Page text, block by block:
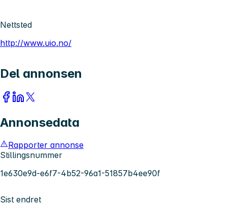
Nettsted
http://www.uio.no/
Del annonsen
Annonsedata
Rapporter annonse
Stillingsnummer
1e630e9d-e6f7-4b52-96a1-51857b4ee90f
Sist endret